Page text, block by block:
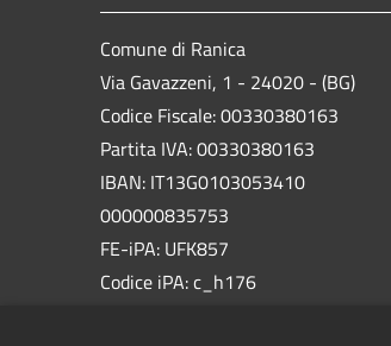
Comune di Ranica
Via Gavazzeni, 1 - 24020 - (BG)
Codice Fiscale: 00330380163
Partita IVA: 00330380163
IBAN: IT13G0103053410
000000835753
FE-iPA: UFK857
Codice iPA: c_h176